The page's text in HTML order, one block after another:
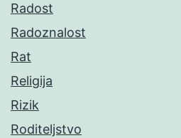
Radost
Radoznalost
Rat
Religija
Rizik
Roditeljstvo